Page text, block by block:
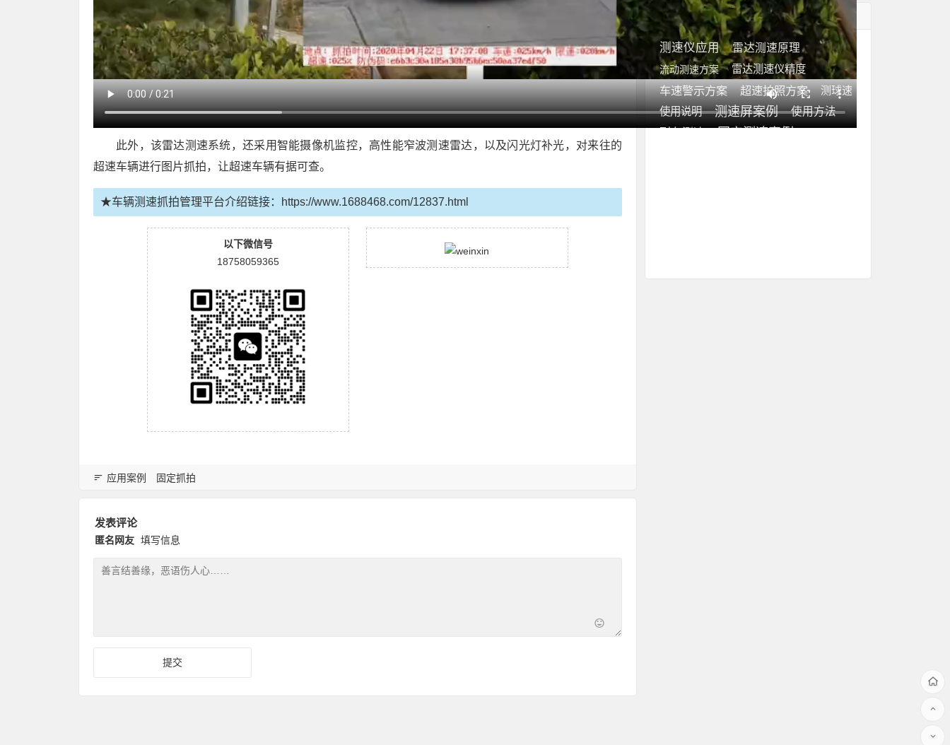
此外，该雷达测速系统，还采用智能摄像机监控，高性能窄波测速雷达，以及闪光灯补光，对来往的
超速车辆进行图片抓拍，让超速车辆有据可查。
★车辆测速抓拍管理平台介绍链接： https://www.1688468.com/12837.html
以下微信号
18758059365
应用案例 固定抓拍
发表评论
匿名网友 填写信息
信息分类
测速仪应用 雷达测速原理
流动测速方案 雷达测速仪精度
车速警示方案 超速拍照方案
测球速
使用说明
测速屏案例
使用方法